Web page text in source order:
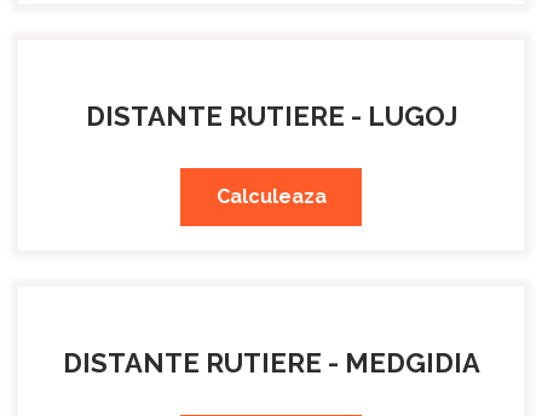
DISTANTE RUTIERE - LUGOJ
Calculeaza
DISTANTE RUTIERE - MEDGIDIA